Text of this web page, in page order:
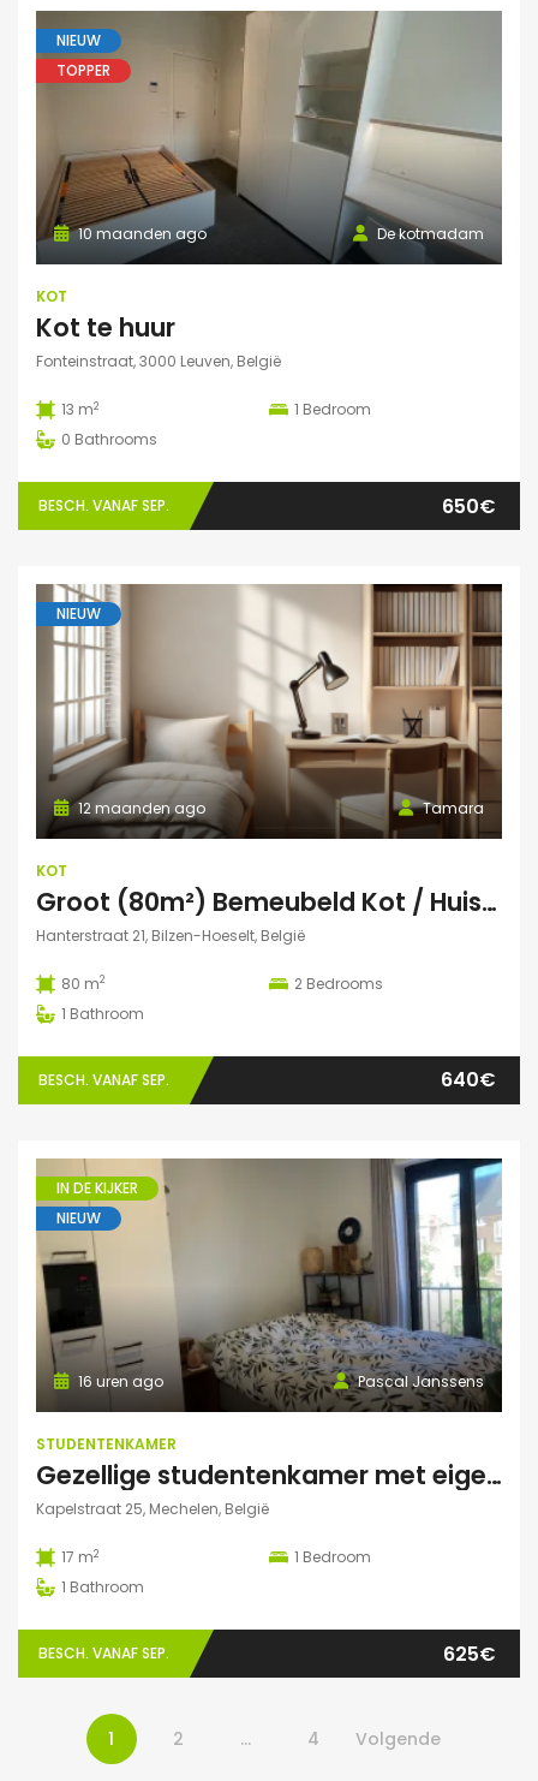
NIEUW
TOPPER
De kotmadam
10 maanden ago
KOT
Kot te huur
Fonteinstraat, 3000 Leuven, België
13 m2 1 Bedroom
0 Bathrooms
BESCH. VANAF SEP. 650€
NIEUW
Tamara
12 maanden ago
KOT
Groot (80m²) Bemeubeld Kot / Huis (volledig privé) Diepenbeek
Hanterstraat 21, Bilzen-Hoeselt, België
80 m2 2 Bedrooms
1 Bathroom
BESCH. VANAF SEP. 640€
IN DE KIJKER
NIEUW
Pascal Janssens
16 uren ago
STUDENTENKAMER
Gezellige studentenkamer met eigen badkamer in Mechelen
Kapelstraat 25, Mechelen, België
17 m2 1 Bedroom
1 Bathroom
BESCH. VANAF SEP. 625€
1 2 … 4 Volgende